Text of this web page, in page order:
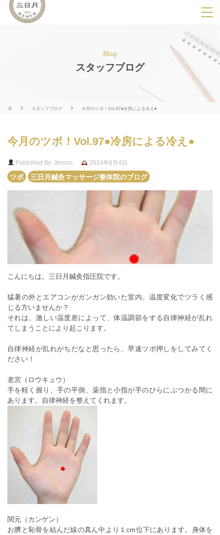
SPメニ
ー
展
用
ボ
Blog
スタッフブログ
スタッフブログ 今月のツボ！Vol.97●冷房による冷え●
今月のツボ！Vol.97●冷房による冷え●
Published By: 3moon
2014年8月4日
ツボ
三日月鍼灸マッサージ整体院のブログ
こんにちは。三日月鍼灸指圧院です。
猛暑の外とエアコンがガンガン効いた室内。温度変化でツラく感
じる方いませんか？
それは、激しい温度差によって、体温調節をする自律神経が乱れ
てしまうことにより起こります。
自律神経が乱れがちだなと思ったら、早速ツボ押しをしてみてく
ださい！
老宮（ロウキュウ）
手を軽く握り、手の平側、薬指と小指が手のひらにぶつかる間に
あります。自律神経を整えてくれます。
関元（カンゲン）
お臍と恥骨を結んだ線の真ん中より１cm位下にあります。身体を